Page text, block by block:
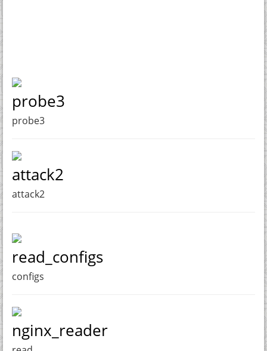
probe3
probe3
attack2
attack2
read_configs
configs
nginx_reader